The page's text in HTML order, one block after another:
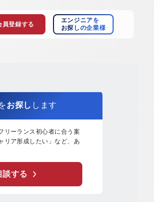
員登録する
エンジニアを
お探しの企業様
お探し します
リーランス初心者に合う案
リア形成したい」など、あ
する